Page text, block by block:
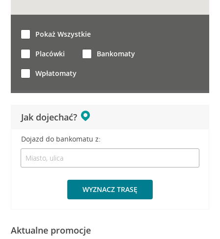
Jak dojechać?
Dojazd do bankomatu z:
WYZNACZ TRASĘ
Pokaż Wszystkie
Placówki Bankomaty
Wpłatomaty
Aktualne promocje